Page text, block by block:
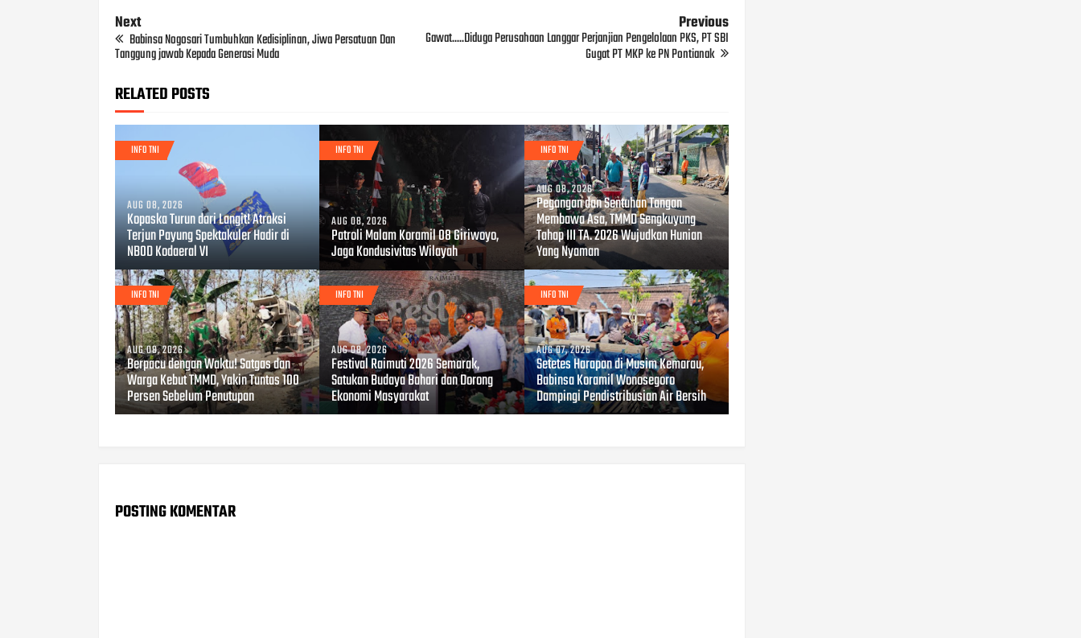
Next
Babinsa Nogosari Tumbuhkan Kedisiplinan, Jiwa Persatuan Dan
Tanggung jawab Kepada Generasi Muda
Previous
Gawat.....Diduga Perusahaan Langgar Perjanjian Pengelolaan PKS, PT SBI
Gugat PT MKP ke PN Pontianak
RELATED POSTS
INFO TNI
AUG 08, 2026
Kopaska Turun dari Langit! Atraksi
Terjun Payung Spektakuler Hadir di
NBOD Kodaeral VI
INFO TNI
AUG 08, 2026
Patroli Malam Koramil 08 Giriwoyo,
Jaga Kondusivitas Wilayah
INFO TNI
AUG 08, 2026
Pegangan dan Sentuhan Tangan
Membawa Asa, TMMD Sengkuyung
Tahap III TA. 2026 Wujudkan Hunian
Yang Nyaman
INFO TNI
AUG 08, 2026
Berpacu dengan Waktu! Satgas dan
Warga Kebut TMMD, Yakin Tuntas 100
Persen Sebelum Penutupan
INFO TNI
AUG 08, 2026
Festival Raimuti 2026 Semarak,
Satukan Budaya Bahari dan Dorong
Ekonomi Masyarakat
INFO TNI
AUG 07, 2026
Setetes Harapan di Musim Kemarau,
Babinsa Koramil Wonosegoro
Dampingi Pendistribusian Air Bersih
POSTING KOMENTAR